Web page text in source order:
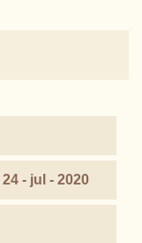
24 - jul - 2020